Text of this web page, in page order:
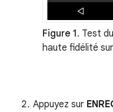
Figure 1. Test
haute fidélité
Appuyez sur